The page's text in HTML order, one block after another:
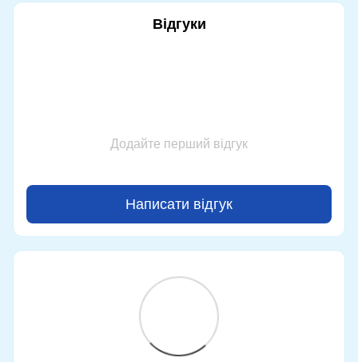
Відгуки
Додайте перший відгук
Написати відгук